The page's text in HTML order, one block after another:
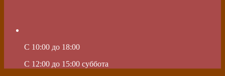
C 10:00 до 18:00
C 12:00 до 15:00 суббота